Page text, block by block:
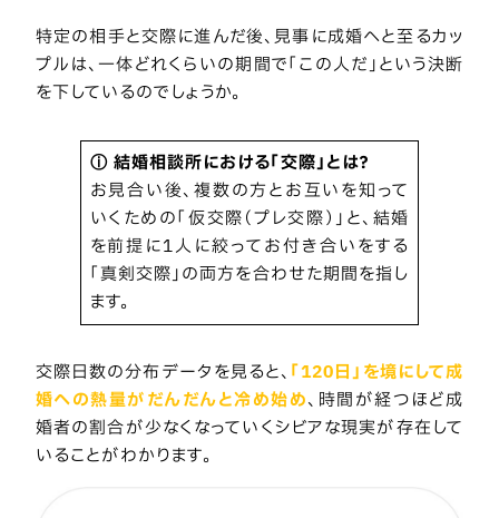
特定の相手と交際に進んだ後、見事に成婚へと至るカッ
プルは、一体どれくらいの期間で「この人だ」という決断
を下しているのでしょうか。
ⓘ 結婚相談所における「交際」とは？
お見合い後、複数の方とお互いを知って
いくための「仮交際（プレ交際）」と、結婚
を前提に1人に絞ってお付き合いをする
「真剣交際」の両方を合わせた期間を指し
ます。
交際日数の分布データを見ると、 「120日」を境にして成
婚への熱量がだんだんと冷め始め、時間が経つほど成
婚者の割合が少なくなっていくシビアな現実が存在して
いることがわかります。